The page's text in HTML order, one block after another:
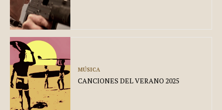
MÚSICA
CANCIONES DEL VERANO 2025